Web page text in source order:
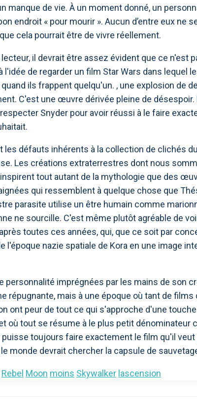
manque de vie. À un moment donné, un
endroit « pour mourir ». Aucun d’entre eux ne
cela pourrait être de vivre réellement.
il devrait être assez évident que ce n'est
l'idée de regarder un film Star Wars dans lequel
ils frappent quelqu'un. , une explosion de
C'est une œuvre dérivée pleine de
Snyder pour avoir réussi à le faire
les défauts inhérents à la collection de clichés
Les créations extraterrestres dont nous
tout autant de la mythologie que des
qui ressemblent à quelque chose que
parasite utilise un être humain comme
ne sourcille. C'est même plutôt agréable de
toutes ces années, qui, que ce soit par
l'époque nazie spatiale de Kora en une image
personnalité imprégnées par les mains de son
répugnante, mais à une époque où tant de
ont peur de tout ce qui s'approche d'une
où tout se résume à le plus petit
puisse toujours faire exactement le film qu'il
monde devrait chercher la capsule de
Rebel Moon moins Skywalker lascension